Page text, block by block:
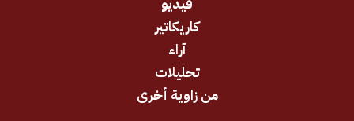
من زاوية أخرى